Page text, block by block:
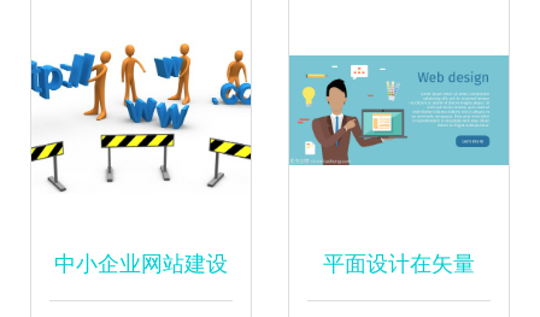
中小企业网站建设 平面设计在矢量